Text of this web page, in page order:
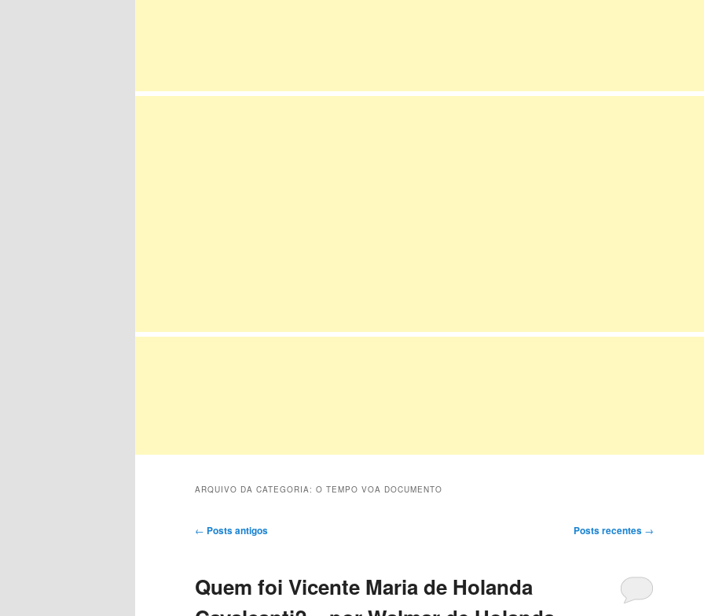
ARQUIVO DA CATEGORIA: O TEMPO VOA DOCUMENTO
Navegação
← Posts antigos Posts recentes →
Quem foi Vicente Maria de Holanda